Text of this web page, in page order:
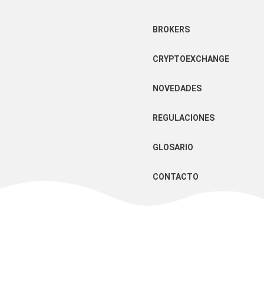
BROKERS
CRYPTOEXCHANGE
NOVEDADES
REGULACIONES
GLOSARIO
CONTACTO